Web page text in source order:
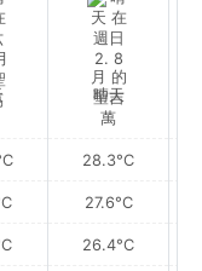
晴天
28.3°C
27.6°C
26.4°C